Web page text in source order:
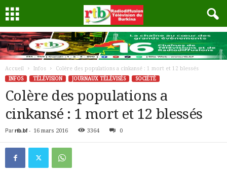
Accueil Infos
Colère des populations a cinkansé : 1 mort et 12 blessés
INFOS
TÉLÉVISION JOURNAUX TÉLÉVISÉS SOCIÉTÉ
Colère des populations a
cinkansé : 1 mort et 12 blessés
Par rtb.bf- 16 mars 2016 3364 0